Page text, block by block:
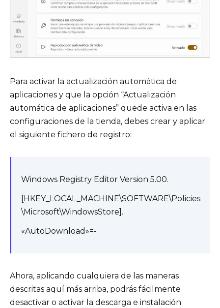
Para activar la actualización automática de
aplicaciones y que la opción “Actualización
automática de aplicaciones” quede activa en las
configuraciones de la tienda, debes crear y aplicar
el siguiente fichero de registro:
Windows Registry Editor Version 5.00.
[HKEY_LOCAL_MACHINE\SOFTWARE\Policies
\Microsoft\WindowsStore].
«AutoDownload»=-
Ahora, aplicando cualquiera de las maneras
descritas aquí más arriba, podrás fácilmente
desactivar o activar la descarga e instalación